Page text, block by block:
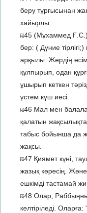
беру тұрғысынан
хайырлы.
45 (Мұхаммед Ғ.С.)
бер: ( Дүние
арқылы: Жердің
құлпырып, одан
ұшырып кеткен
үстем күш иесі.
46 Мал мен
қалатын
табыс бойынша да
жақсы.
47 Қиямет күні,
жазық көресің.
ешкімді тастамай
48 Олар,
келтіріледі.